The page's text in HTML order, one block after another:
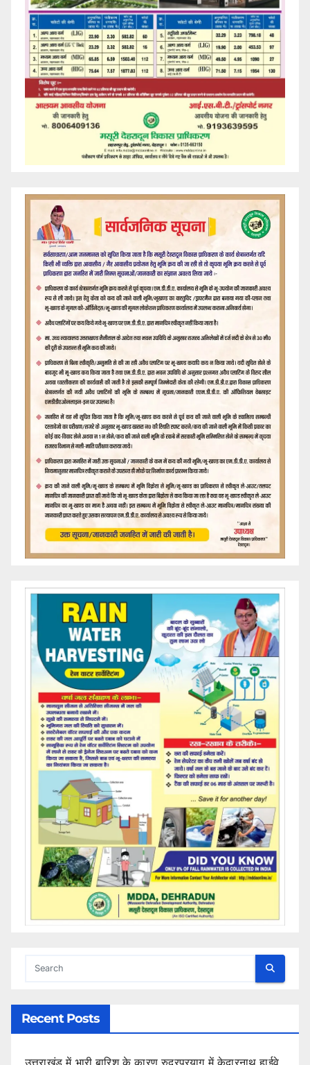
Recent Posts
उत्तराखंड में भारी बारिश के कारण रुद्रप्रयाग में केदारनाथ हाईवे